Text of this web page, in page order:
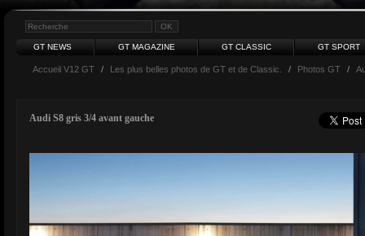
GT NEWS GT MAGAZINE GT CLASSIC GT SPORT
Accueil V12 GT / Les plus belles photos de GT et de Classic. / Photos GT /
Audi S8 gris 3/4 avant gauche